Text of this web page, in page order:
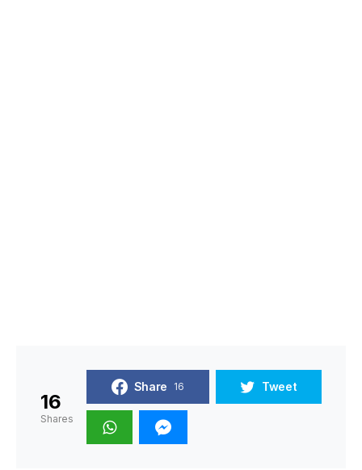
16
Shares
Share 16 Tweet